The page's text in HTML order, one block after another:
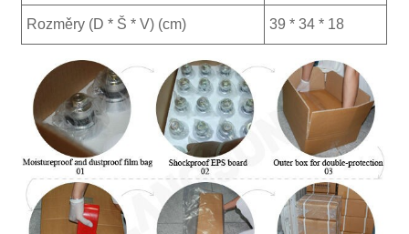
Rozměry (D * Š * V) (cm) 39 * 34 * 18